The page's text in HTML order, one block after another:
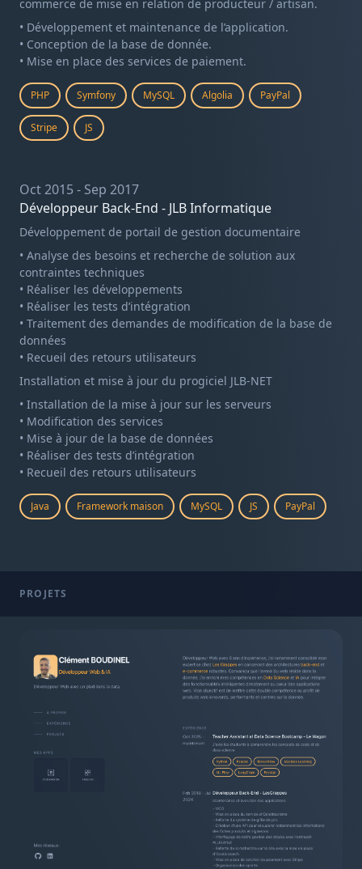
commerce de mise en relation de producteur / artisan.
• Développement et maintenance de l’application.
• Conception de la base de donnée.
• Mise en place des services de paiement.
PHP Symfony MySQL Algolia PayPal
Stripe JS
Oct 2015 - Sep 2017
Développeur Back-End - JLB Informatique
Développement de portail de gestion documentaire
• Analyse des besoins et recherche de solution aux
contraintes techniques
• Réaliser les développements
• Réaliser les tests d’intégration
• Traitement des demandes de modification de la base de
données
• Recueil des retours utilisateurs
Installation et mise à jour du progiciel JLB-NET
• Installation de la mise à jour sur les serveurs
• Modification des services
• Mise à jour de la base de données
• Réaliser des tests d’intégration
• Recueil des retours utilisateurs
Java Framework maison MySQL JS PayPal
PROJETS